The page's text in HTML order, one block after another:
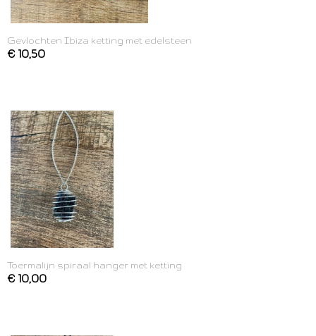
Gevlochten Ibiza ketting met edelsteen
€ 10,50
Toermalijn spiraal hanger met ketting
€ 10,00